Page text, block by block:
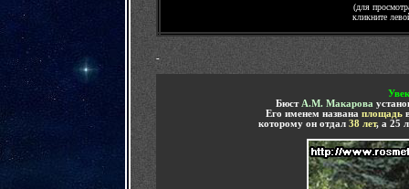
(для
кликните
-
Бюст А.М. Макарова
Его именем названа площадь
которому он отдал 38 лет, а 25